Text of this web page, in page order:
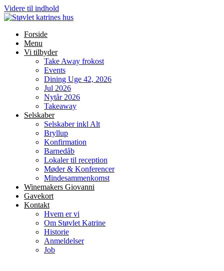
Videre til indhold
Forside
Menu
Vi tilbyder
Take Away frokost
Events
Dining Uge 42, 2026
Jul 2026
Nytår 2026
Takeaway
Selskaber
Selskaber inkl Alt
Bryllup
Konfirmation
Barnedåb
Lokaler til reception
Møder & Konferencer
Mindesammenkomst
Winemakers Giovanni
Gavekort
Kontakt
Hvem er vi
Om Støvlet Katrine
Historie
Anmeldelser
Job